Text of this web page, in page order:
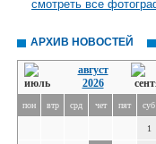
смотреть все
АРХИВ НОВОСТЕЙ
август
2026
пон втр срд чет пят суб
1